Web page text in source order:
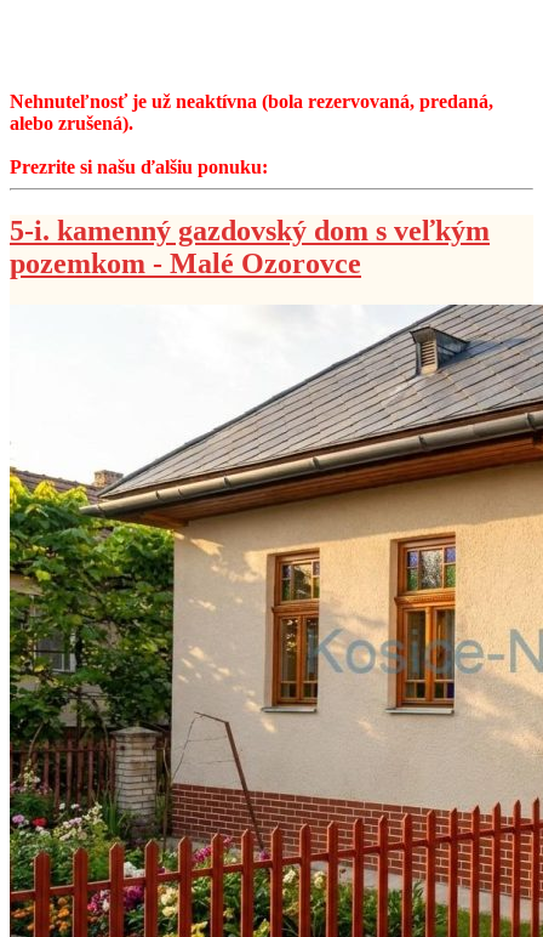
Nehnuteľnosť je už neaktívna (bola rezervovaná, predaná,
alebo zrušená).
Prezrite si našu ďalšiu ponuku:
5-i. kamenný gazdovský dom s veľkým
pozemkom - Malé Ozorovce